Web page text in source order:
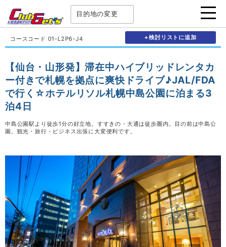
目的地の変更
コースコード 01-L2P6-J4 +検討リストに追加
【仙台・山形発】滞在中ハイブリッドレンタカ
ー付きで札幌を拠点に爽快ドライブ♪JAL/FDA
で行く☆ホテルリソル札幌中島公園に泊まる3
泊4日
中島公園駅より徒歩1分の好立地。すすきの・大通は徒歩圏内。目の前は中島公
園。観光・旅行・ビジネス出張に大変便利です。